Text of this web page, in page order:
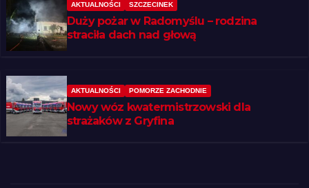
AKTUALNOŚCI SZCZECINEK
Duży pożar w Radomyślu – rodzina
straciła dach nad głową
AKTUALNOŚCI POMORZE ZACHODNIE
Nowy wóz kwatermistrzowski dla
strażaków z Gryfina